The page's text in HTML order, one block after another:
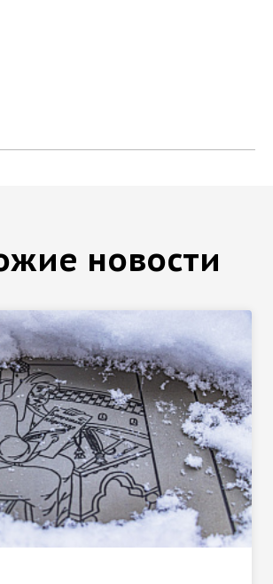
новости